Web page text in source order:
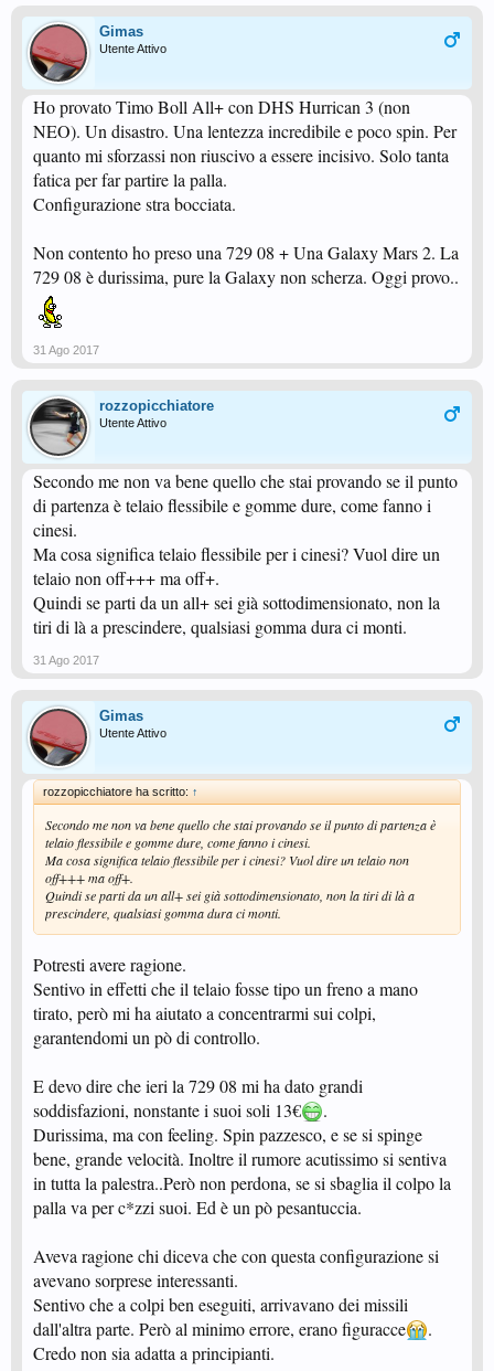
Gimas
Utente Attivo
Ho provato Timo Boll All+ con DHS Hurrican 3 (non
NEO). Un disastro. Una lentezza incredibile e poco spin. Per
quanto mi sforzassi non riuscivo a essere incisivo. Solo tanta
fatica per far partire la palla.
Configurazione stra bocciata.
Non contento ho preso una 729 08 + Una Galaxy Mars 2. La
729 08 è durissima, pure la Galaxy non scherza. Oggi provo..
31 Ago 2017
rozzopicchiatore
Utente Attivo
Secondo me non va bene quello che stai provando se il punto
di partenza è telaio flessibile e gomme dure, come fanno i
cinesi.
Ma cosa significa telaio flessibile per i cinesi? Vuol dire un
telaio non off+++ ma off+.
Quindi se parti da un all+ sei già sottodimensionato, non la
tiri di là a prescindere, qualsiasi gomma dura ci monti.
31 Ago 2017
Gimas
Utente Attivo
rozzopicchiatore ha scritto: ↑
Secondo me non va bene quello che stai provando se il punto di partenza è
telaio flessibile e gomme dure, come fanno i cinesi.
Ma cosa significa telaio flessibile per i cinesi? Vuol dire un telaio non
off+++ ma off+.
Quindi se parti da un all+ sei già sottodimensionato, non la tiri di là a
prescindere, qualsiasi gomma dura ci monti.
Potresti avere ragione.
Sentivo in effetti che il telaio fosse tipo un freno a mano
tirato, però mi ha aiutato a concentrarmi sui colpi,
garantendomi un pò di controllo.
E devo dire che ieri la 729 08 mi ha dato grandi
soddisfazioni, nonstante i suoi soli 13€
.
Durissima, ma con feeling. Spin pazzesco, e se si spinge
bene, grande velocità. Inoltre il rumore acutissimo si sentiva
in tutta la palestra..Però non perdona, se si sbaglia il colpo la
palla va per c*zzi suoi. Ed è un pò pesantuccia.
Aveva ragione chi diceva che con questa configurazione si
avevano sorprese interessanti.
Sentivo che a colpi ben eseguiti, arrivavano dei missili
dall'altra parte. Però al minimo errore, erano figuracce
.
Credo non sia adatta a principianti.